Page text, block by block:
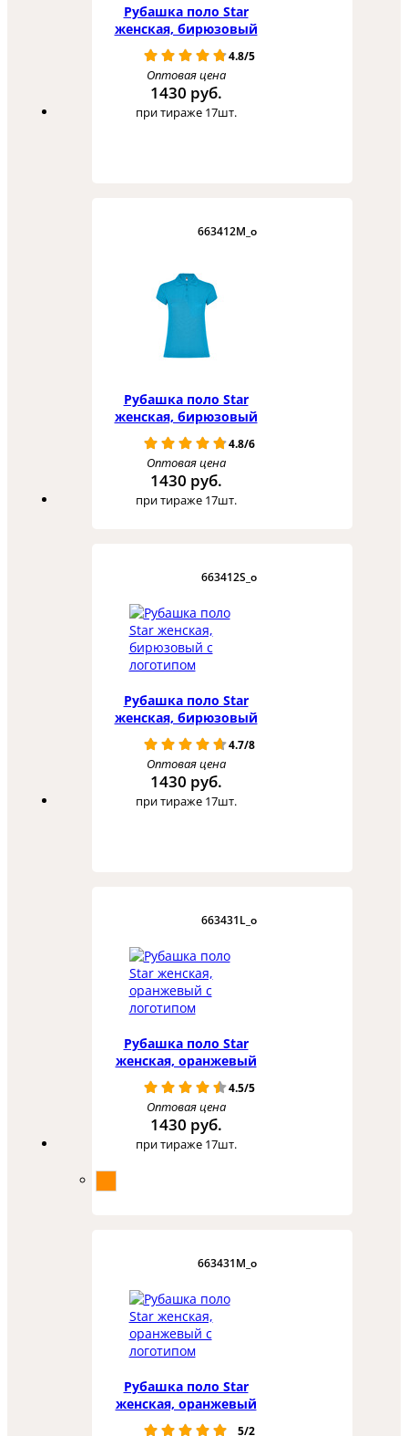
Рубашка поло Star
женская, бирюзовый
4.8/5
Оптовая цена
1430 руб.
при тираже 17шт.
663412M_o
Рубашка поло Star
женская, бирюзовый
4.8/6
Оптовая цена
1430 руб.
при тираже 17шт.
663412S_o
Рубашка поло Star
женская, бирюзовый
4.7/8
Оптовая цена
1430 руб.
при тираже 17шт.
663431L_o
Рубашка поло Star
женская, оранжевый
4.5/5
Оптовая цена
1430 руб.
при тираже 17шт.
663431M_o
Рубашка поло Star
женская, оранжевый
5/2